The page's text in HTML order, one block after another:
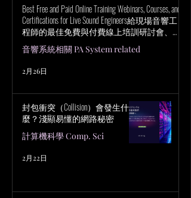
Best Free and Paid Online Training Webinars, Courses, and
Certifications for Live Sound Engineers給現場音響工
程師的最佳免費與付費線上培訓研討會、課
程與認證
音響系統相關 PA System related
2月26日
封包衝突（Collision）會發生什
麼？淺顯易懂的網路秘密
計算機科學 Comp. Sci
2月22日